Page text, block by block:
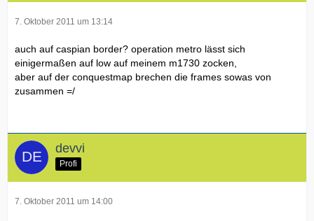
7. Oktober 2011 um 13:14
auch auf caspian border? operation metro lässt sich
einigermaßen auf low auf meinem m1730 zocken,
aber auf der conquestmap brechen die frames sowas von
zusammen =/
devvi
Profi
7. Oktober 2011 um 14:00